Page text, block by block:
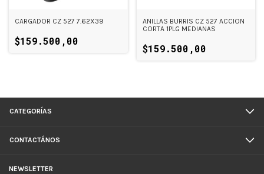
CARGADOR CZ 527 7.62X39
$159.500,00
ANILLAS BURRIS CZ 527 ACCION
CORTA 1PLG MEDIANAS
$159.500,00
CATEGORÍAS
CONTACTÁNOS
NEWSLETTER